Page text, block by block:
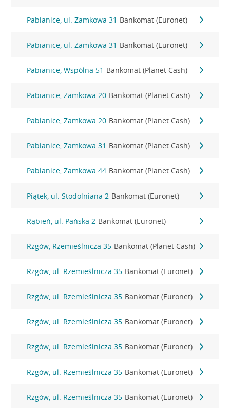
Pabianice, ul. Zamkowa 31 Bankomat (Euronet)
Pabianice, ul. Zamkowa 31 Bankomat (Euronet)
Pabianice, Wspólna 51 Bankomat (Planet Cash)
Pabianice, Zamkowa 20 Bankomat (Planet Cash)
Pabianice, Zamkowa 20 Bankomat (Planet Cash)
Pabianice, Zamkowa 31 Bankomat (Planet Cash)
Pabianice, Zamkowa 44 Bankomat (Planet Cash)
Piątek, ul. Stodolniana 2 Bankomat (Euronet)
Rąbień, ul. Pańska 2 Bankomat (Euronet)
Rzgów, Rzemieślnicza 35 Bankomat (Planet Cash)
Rzgów, ul. Rzemieślnicza 35 Bankomat (Euronet)
Rzgów, ul. Rzemieślnicza 35 Bankomat (Euronet)
Rzgów, ul. Rzemieślnicza 35 Bankomat (Euronet)
Rzgów, ul. Rzemieślnicza 35 Bankomat (Euronet)
Rzgów, ul. Rzemieślnicza 35 Bankomat (Euronet)
Rzgów, ul. Rzemieślnicza 35 Bankomat (Euronet)